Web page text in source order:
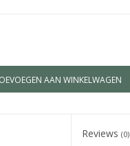
AAN WINKELWAGEN
Reviews (0)